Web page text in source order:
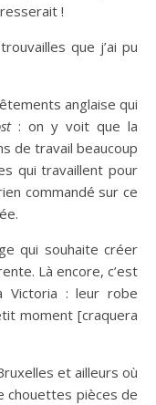
!
que j’ai pu
anglaise qui
: on y voit que la
de travail beaucoup
qui travaillent pour
commandé sur ce
qui souhaite créer
Là encore, c’est
Victoria : leur robe
moment [craquera
et ailleurs où
chouettes pièces de